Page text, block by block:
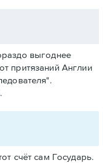
выгоднее
притязаний Англии
счёт сам Государь.